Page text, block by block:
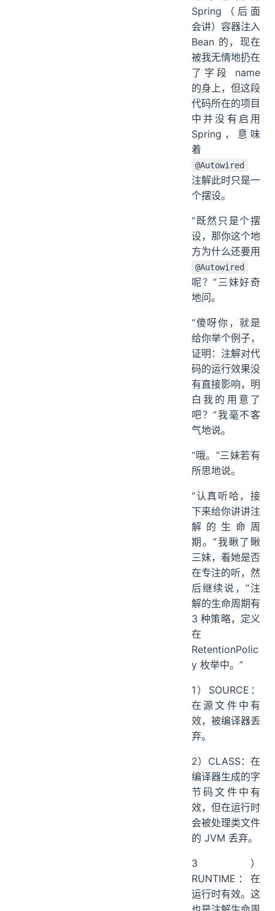
Spring（后面
会讲）容器注入
Bean 的，现在
被我无情地扔在
了字段 name
的身上，但这段
代码所在的项目
中并没有启用
Spring，意味
着
@Autowired
注解此时只是一
个摆设。
“既然只是个摆
设，那你这个地
方为什么还要用
@Autowired
呢？”三妹好奇
地问。
“傻呀你，就是
给你举个例子，
证明：注解对代
码的运行效果没
有直接影响，明
白我的用意了
吧？”我毫不客
气地说。
“哦。”三妹若有
所思地说。
“认真听哈，接
下来给你讲讲注
解的生命周
期。”我瞅了瞅
三妹，看她是否
在专注的听，然
后继续说，“注
解的生命周期有
3 种策略，定义
在
RetentionPolic
y 枚举中。”
1）SOURCE：
在源文件中有
效，被编译器丢
弃。
2）CLASS：在
编译器生成的字
节码文件中有
效，但在运行时
会被处理类文件
的 JVM 丢弃。
3）
RUNTIME：在
运行时有效。这